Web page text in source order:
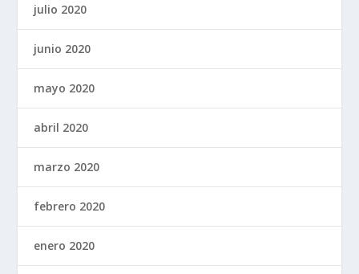
julio 2020
junio 2020
mayo 2020
abril 2020
marzo 2020
febrero 2020
enero 2020